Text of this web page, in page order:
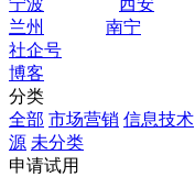
宁波
西安
兰州
南宁
社企号
博客
分类
全部 市场营销 信息技术
源 未分类
申请试用